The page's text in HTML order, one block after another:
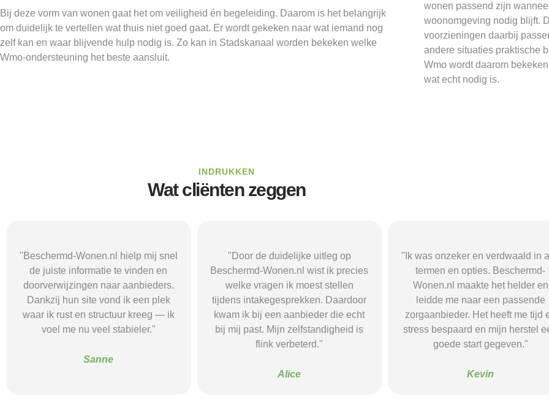
Bij deze vorm van wonen gaat het om veiligheid én begeleiding. Daarom is het belangrijk
om duidelijk te vertellen wat thuis niet goed gaat. Er wordt gekeken naar wat iemand nog
zelf kan en waar blijvende hulp nodig is. Zo kan in Stadskanaal worden bekeken welke
Wmo-ondersteuning het beste aansluit.
wonen passend zijn
woonomgeving nodig blijft.
voorzieningen daarbij
andere situaties praktische
Wmo wordt daarom
wat echt nodig is.
INDRUKKEN
Wat cliënten zeggen
"Door de duidelijke uitleg op
Beschermd-Wonen.nl wist ik precies
welke vragen ik moest stellen
tijdens intakegesprekken. Daardoor
kwam ik bij een aanbieder die echt
bij mij past. Mijn zelfstandigheid is
"Ik was onzeker en verdwaald in alle
termen en opties. Beschermd-
Wonen.nl maakte het helder en
leidde me naar een passende
zorgaanbieder. Het heeft me tijd en
stress bespaard en mijn herstel een
goede start gegeven."
Kevin
"Beschermd-Wonen.nl hielp mij
de juiste informatie te vinden en
doorverwijzingen naar
Dankzij hun site vond ik een plek
waar ik rust en structuur kreeg —
voel me nu veel stabieler."